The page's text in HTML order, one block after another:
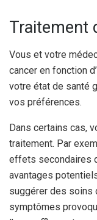
Traitement
Vous et votre
cancer en fonction
votre état de santé
vos préférences.
Dans certains cas,
traitement. Par
effets secondaires
avantages
suggérer des soins
symptômes